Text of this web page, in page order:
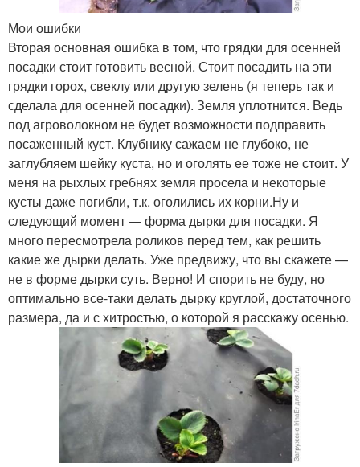
Мои ошибки
Вторая основная ошибка в том, что грядки для осенней
посадки стоит готовить весной. Стоит посадить на эти
грядки горох, свеклу или другую зелень (я теперь так и
сделала для осенней посадки). Земля уплотнится. Ведь
под агроволокном не будет возможности подправить
посаженный куст. Клубнику сажаем не глубоко, не
заглубляем шейку куста, но и оголять ее тоже не стоит. У
меня на рыхлых гребнях земля просела и некоторые
кусты даже погибли, т.к. оголились их корни.Ну и
следующий момент — форма дырки для посадки. Я
много пересмотрела роликов перед тем, как решить
какие же дырки делать. Уже предвижу, что вы скажете —
не в форме дырки суть. Верно! И спорить не буду, но
оптимально все-таки делать дырку круглой, достаточного
размера, да и с хитростью, о которой я расскажу осенью.